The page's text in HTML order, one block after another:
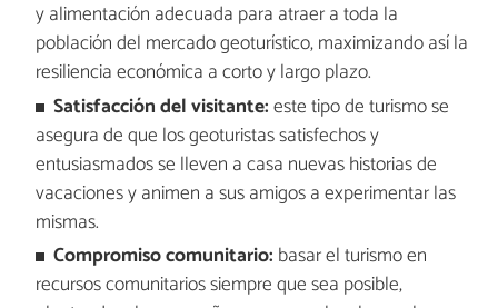
y alimentación adecuada para atraer a toda la
población del mercado geoturístico, maximizando así la
resiliencia económica a corto y largo plazo.
Satisfacción del visitante:este tipo de turismo se
asegura de que los geoturistas satisfechos y
entusiasmados se lleven a casa nuevas historias de
vacaciones y animen a sus amigos a experimentar las
mismas.
Compromiso comunitario: basar el turismo en
recursos comunitarios siempre que sea posible,